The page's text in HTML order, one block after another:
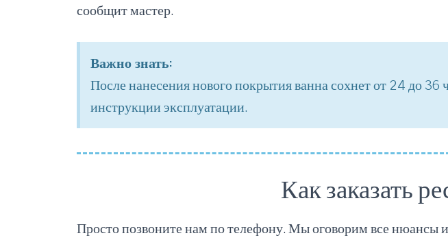
сообщит мастер.
Важно знать:
После нанесения нового покрытия ванна сохнет от 24 до
инструкции эксплуатации.
Как заказать
Просто позвоните нам по телефону. Мы оговорим все нюансы